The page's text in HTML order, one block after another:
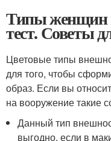
Типы женщин
тест. Советы
Цветовые типы
для того, чтобы
образ. Если вы
на вооружение такие
Данный тип
выгодно, если в